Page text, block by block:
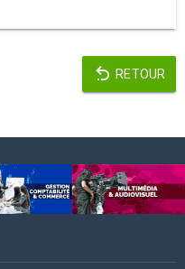
RETOUR